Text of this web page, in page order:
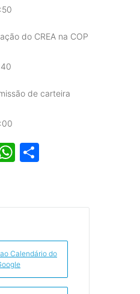
do CREA na COP
de carteira
WhatsApp
Calendário do